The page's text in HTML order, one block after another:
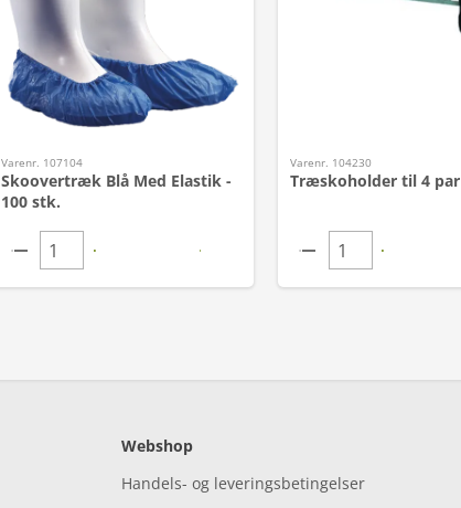
Varenr. 107104
Skoovertræk Blå Med Elastik -
100 stk.
Varenr. 104230
Træskoholder til 4 par
Webshop
Handels- og leveringsbetingelser